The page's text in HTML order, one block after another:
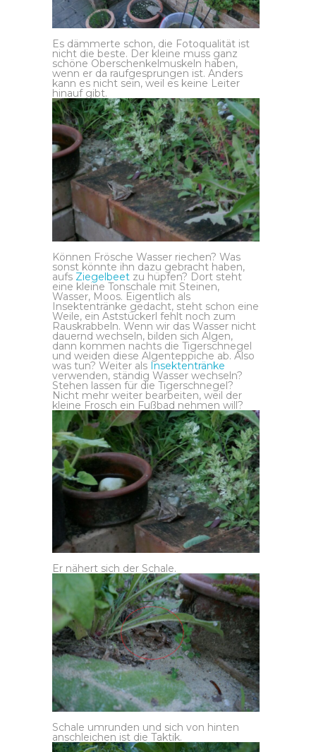
Es dämmerte schon, die Fotoqualität ist
nicht die beste. Der kleine muss ganz
schöne Oberschenkelmuskeln haben,
wenn er da raufgesprungen ist. Anders
kann es nicht sein, weil es keine Leiter
hinauf gibt.
Können Frösche Wasser riechen? Was
sonst könnte ihn dazu gebracht haben,
aufs Ziegelbeet zu hüpfen? Dort steht
eine kleine Tonschale mit Steinen,
Wasser, Moos. Eigentlich als
Insektentränke gedacht, steht schon eine
Weile, ein Aststückerl fehlt noch zum
Rauskrabbeln. Wenn wir das Wasser nicht
dauernd wechseln, bilden sich Algen,
dann kommen nachts die Tigerschnegel
und weiden diese Algenteppiche ab. Also
was tun? Weiter als Insektentränke
verwenden, ständig Wasser wechseln?
Stehen lassen für die Tigerschnegel?
Nicht mehr weiter bearbeiten, weil der
kleine Frosch ein Fußbad nehmen will?
Er nähert sich der Schale.
Schale umrunden und sich von hinten
anschleichen ist die Taktik.